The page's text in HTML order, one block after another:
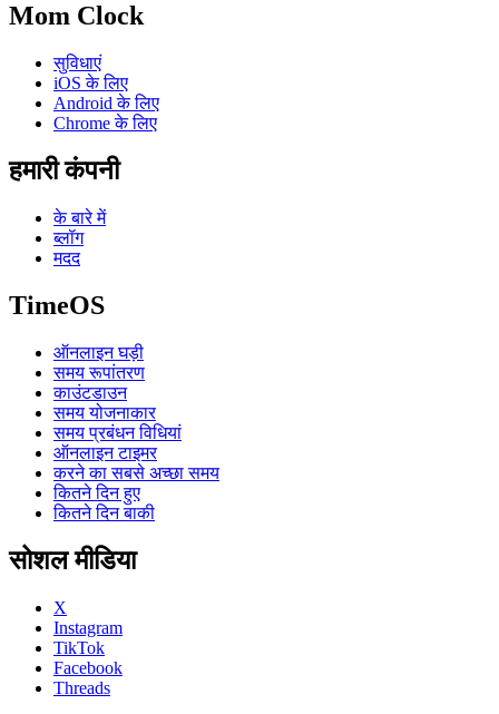
Mom Clock
सुविधाएं
iOS के लिए
Android के लिए
Chrome के लिए
हमारी कंपनी
के बारे में
ब्लॉग
मदद
TimeOS
ऑनलाइन घड़ी
समय रूपांतरण
काउंटडाउन
समय योजनाकार
समय प्रबंधन विधियां
ऑनलाइन टाइमर
करने का सबसे अच्छा समय
कितने दिन हुए
कितने दिन बाकी
सोशल मीडिया
X
Instagram
TikTok
Facebook
Threads